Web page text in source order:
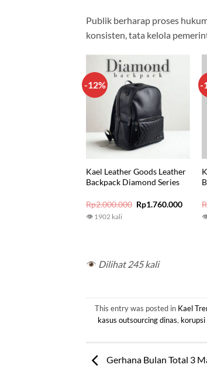
Publik berharap proses
konsisten, tata kelola
-12%
Kael Leather Goods Leather
Backpack Diamond Series
Rp2.000.000 Original
price
Rp1.760.000
👁 1902 kali
-
Dilihat 245 kali
This entry was posted in Kael
kasus outsourcing dinas,
Gerhana Bulan Total 3